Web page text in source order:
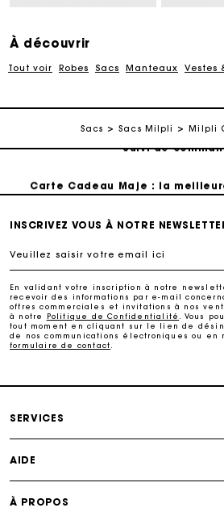
À découvrir
Tout voir Robes Sacs Manteaux Vestes
Sacs Sacs Milpli Milpli
Paiement en plusieurs
cadeau
Livraison à domicile offerte
Echanges &
INSCRIVEZ VOUS À NOTRE
Veuillez saisir votre email ici
En validant votre inscription à notre
recevoir des informations par e-mail
offres commerciales et invitations à nos
à notre
Politique de Confidentialité
. Vous
tout moment en cliquant sur le lien de
de nos communications électroniques ou en
formulaire de contact
SERVICES
AIDE
À PROPOS